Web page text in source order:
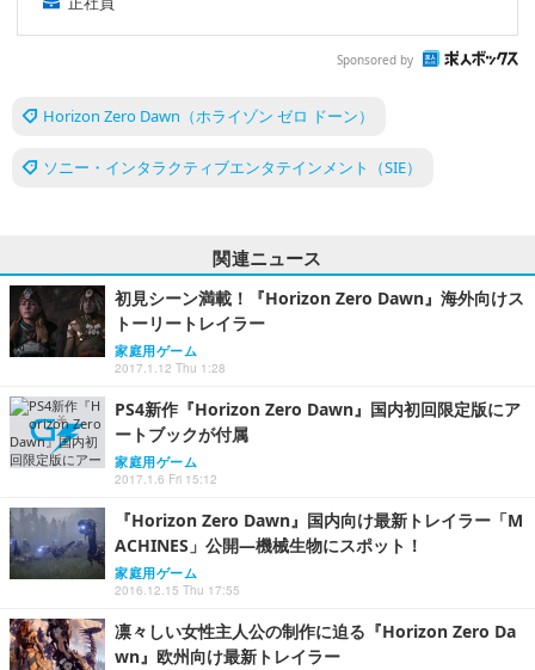
Sponsored by
Horizon Zero Dawn（ホライゾン ゼロ ドーン）
ソニー・インタラクティブエンタテインメント（SIE）
関連ニュース
初見シーン満載！『Horizon Zero Dawn』海外向けス
トーリートレイラー
家庭用ゲーム
2017.1.12 Thu 1:28
PS4新作『Horizon Zero Dawn』国内初回限定版にア
ートブックが付属
家庭用ゲーム
2017.1.6 Fri 15:12
『Horizon Zero Dawn』国内向け最新トレイラー「M
ACHINES」公開―機械生物にスポット！
家庭用ゲーム
2016.12.15 Thu 17:55
凛々しい女性主人公の制作に迫る『Horizon Zero Da
wn』欧州向け最新トレイラー